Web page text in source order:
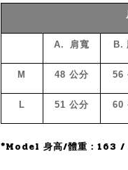
A. 肩寬 B.
M 48 公分 56
L 51 公分 60
*Model 身高/體重：163 /